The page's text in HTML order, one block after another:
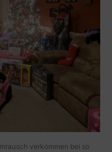
verkommen bei so